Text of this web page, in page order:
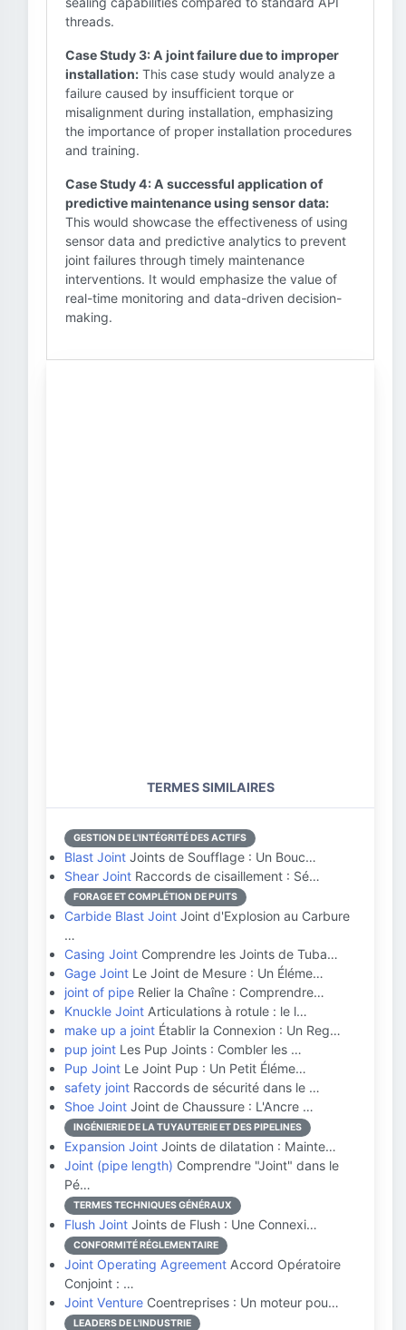
threads.
Case Study 3: A joint failure due to improper
installation: This case study would analyze a
failure caused by insufficient torque or
misalignment during installation, emphasizing
the importance of proper installation procedures
and training.
Case Study 4: A successful application of
predictive maintenance using sensor data:
This would showcase the effectiveness of using
sensor data and predictive analytics to prevent
joint failures through timely maintenance
interventions. It would emphasize the value of
real-time monitoring and data-driven decision-
making.
TERMES SIMILAIRES
GESTION DE L'INTÉGRITÉ DES ACTIFS
Blast Joint Joints de Soufflage : Un Bouc…
Shear Joint Raccords de cisaillement : Sé…
FORAGE ET COMPLÉTION DE PUITS
Carbide Blast Joint Joint d'Explosion au Carbure
…
Casing Joint Comprendre les Joints de Tuba…
Gage Joint Le Joint de Mesure : Un Éléme…
joint of pipe Relier la Chaîne : Comprendre…
Knuckle Joint Articulations à rotule : le l…
make up a joint Établir la Connexion : Un Reg…
pup joint Les Pup Joints : Combler les …
Pup Joint Le Joint Pup : Un Petit Éléme…
safety joint Raccords de sécurité dans le …
Shoe Joint Joint de Chaussure : L'Ancre …
INGÉNIERIE DE LA TUYAUTERIE ET DES PIPELINES
Expansion Joint Joints de dilatation : Mainte…
Joint (pipe length) Comprendre "Joint" dans le
Pé…
TERMES TECHNIQUES GÉNÉRAUX
Flush Joint Joints de Flush : Une Connexi…
CONFORMITÉ RÉGLEMENTAIRE
Joint Operating Agreement Accord Opératoire
Conjoint : …
Joint Venture Coentreprises : Un moteur pou…
LEADERS DE L'INDUSTRIE